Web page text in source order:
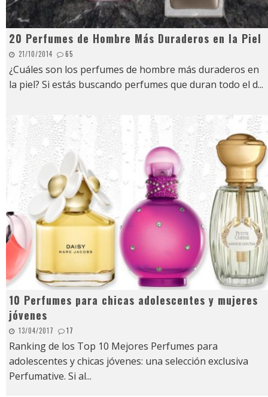
20 Perfumes de Hombre Más Duraderos en la Piel
21/10/2014 65
¿Cuáles son los perfumes de hombre más duraderos en
la piel? Si estás buscando perfumes que duran todo el d...
10 Perfumes para chicas adolescentes y mujeres
jóvenes
13/04/2017 17
Ranking de los Top 10 Mejores Perfumes para
adolescentes y chicas jóvenes: una selección exclusiva
Perfumative. Si al...